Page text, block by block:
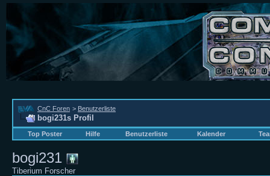
CnC Foren > Benutzerliste
bogi231s Profil
Top Poster Hilfe Benutzerliste Kalender
bogi231
Tiberium Forscher